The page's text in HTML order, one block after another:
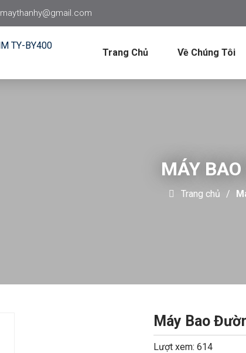
maythanhy@gmail.com
Trang Chủ Về Chúng Tôi
MÁY
Trang chủ
Máy Bao
Lượt xem: 614